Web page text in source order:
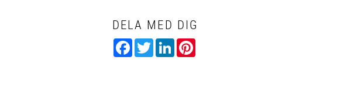
DELA MED DIG
Facebook
TwitterLinkedIn